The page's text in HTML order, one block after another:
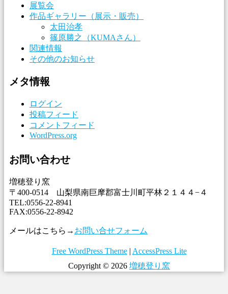
展覧会
作品ギャラリー（展示・販売）
太田治孝
篠原勝之（KUMAさん）
関連情報
その他のお知らせ
メタ情報
ログイン
投稿フィード
コメントフィード
WordPress.org
お問い合わせ
増穂登り窯
〒400-0514 山梨県南巨摩郡富士川町平林２１４４−４
TEL:0556-22-8941
FAX:0556-22-8942
メールはこちら→ お問い合せフォーム
Free WordPress Theme | AccessPress Lite
Copyright © 2026 増穂登り窯